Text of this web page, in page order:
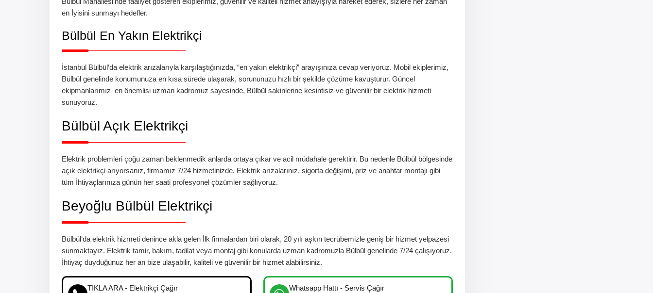
en İyisini sunmayı hedefler.
Bülbül En Yakın Elektrikçi
İstanbul Bülbül‘da elektrik arızalarıyla karşılaştığınızda, “en yakın elektrikçi” arayışınıza cevap veriyoruz. Mobil ekiplerimiz,
Bülbül genelinde konumunuza en kısa sürede ulaşarak, sorununuzu hızlı bir şekilde çözüme kavuşturur. Güncel
ekipmanlarımız en önemlisi uzman kadromuz sayesinde, Bülbül sakinlerine kesintisiz ve güvenilir bir elektrik hizmeti
sunuyoruz.
Bülbül Açık Elektrikçi
Elektrik problemleri çoğu zaman beklenmedik anlarda ortaya çıkar ve acil müdahale gerektirir. Bu nedenle Bülbül bölgesinde
açık elektrikçi arıyorsanız, firmamız 7/24 hizmetinizde. Elektrik arızalarınız, sigorta değişimi, priz ve anahtar montajı gibi
tüm İhtiyaçlarınıza günün her saati profesyonel çözümler sağlıyoruz.
Beyoğlu Bülbül Elektrikçi
Bülbül‘da elektrik hizmeti denince akla gelen İlk firmalardan biri olarak, 20 yılı aşkın tecrübemizle geniş bir hizmet yelpazesi
sunmaktayız. Elektrik tamir, bakım, tadilat veya montaj gibi konularda uzman kadromuzla Bülbül genelinde 7/24 çalışıyoruz.
İhtiyaç duyduğunuz her an bize ulaşabilir, kaliteli ve güvenilir bir hizmet alabilirsiniz.
TIKLA ARA - Elektrikçi Çağır
Whatsapp Hattı - Servis Çağır